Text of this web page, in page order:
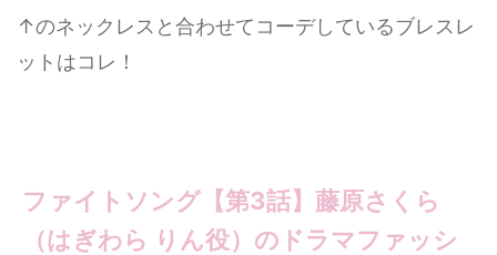
↑のネックレスと合わせてコーデしているブレスレ
ットはコレ！
ファイトソング【第3話】藤原さくら
（はぎわら りん役）のドラマファッシ